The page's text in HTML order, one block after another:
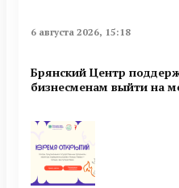
6 августа 2026, 15:18
Брянский Центр
бизнесменам выйти на